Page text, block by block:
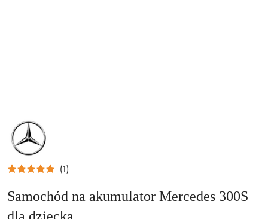
NAZWA
PRODUCENTA:
MERCEDES
(1)
Samochód na akumulator Mercedes 300S